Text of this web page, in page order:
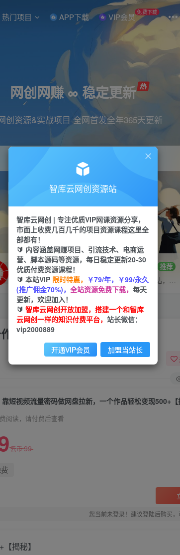
热门项目 APP下载 VIP会员 免费下载
网创网赚 ∞ 稳定更新
创资源&实战项目 全网首发全年365天更新
直播 小红书 剪辑
VIP推广
70%分佣
会员专属推广链接
招募站长 推荐
搭建同款网站，自己当老板
品轻松变现500+【揭秘】
短视频流量密码做网盘拉新，一个作品轻松变现500+【
阅读，请付费后查看
云币99
您当前未登录！建议登陆后购买
揭秘】
智库云网创资源站
智库云网创 | 专注优质VIP网课资源分享，
市面上收费几百几千的项目资源课程这里全
部都有！
🔰 内容涵盖网赚项目、引流技术、电商运
营、脚本源码等资源，每日稳定更新20-30
优质付费资源课程！
🔰 本站VIP 限时特惠， ￥79/年，￥99/永久
(推广佣金70%)， 全站资源免费下载， 每天
更新，欢迎加入！
🔰 智库云网创开放加盟，搭建一个和智库
云网创一样的知识付费平台， 站长微信：
vip2000889
开通VIP会员 加盟当站长